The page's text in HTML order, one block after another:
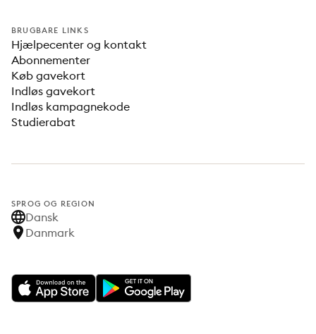
BRUGBARE LINKS
Hjælpecenter og kontakt
Abonnementer
Køb gavekort
Indløs gavekort
Indløs kampagnekode
Studierabat
SPROG OG REGION
Dansk
Danmark